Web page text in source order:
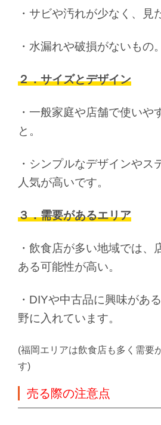
・サビや汚れが少なく、見
・水漏れや破損がないもの。
２．サイズとデザイン
・一般家庭や店舗で使いや
と。
・シンプルなデザインやス
人気が高いです。
３．需要があるエリア
・飲食店が多い地域では、
ある可能性が高い。
・DIYや中古品に興味があ
野に入れています。
(福岡エリアは飲食店も多く需要
す)
売る際の注意点